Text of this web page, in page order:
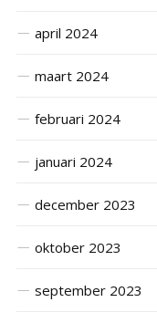
april 2024
maart 2024
februari 2024
januari 2024
december 2023
oktober 2023
september 2023